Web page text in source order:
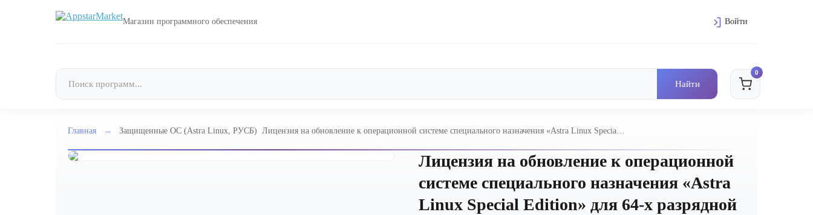
Магазин программного обеспечения Войти
0
Главная → Защищенные ОС (Astra Linux, РУСБ) Лицензия на обновление к операционной системе специального назначения «Astra Linux Special
защищенности «Усиленный» («Воронеж»), РУСБ.10015-01 (ФСТЭК), серверная до 2 со
Лицензия на обновление к операционной
системе специального назначения «Astra
Linux Special Edition» для 64-х разрядной